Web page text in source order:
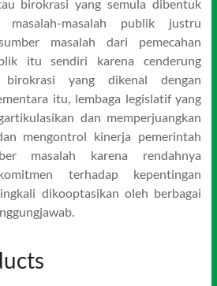
birokrasi yang semula dibentuk
masalah-masalah publik justru
masalah dari pemecahan
itu sendiri karena cenderung
birokrasi yang dikenal dengan
itu, lembaga legislatif yang
dan memperjuangkan
mengontrol kinerja pemerintah
masalah karena rendahnya
terhadap kepentingan
dikooptasikan oleh berbagai